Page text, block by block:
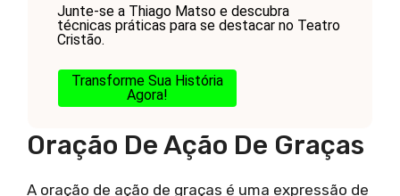
Junte-se a Thiago Matso e descubra
técnicas práticas para se destacar no Teatro
Cristão.
Transforme Sua História
Agora!
Oração De Ação De Graças
A oração de ação de graças é uma expressão de